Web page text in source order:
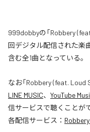
999dobbyの「Robbery
回デジタル配信された楽
含む全1曲となっている。
なお「Robbery (feat. Loud
LINE MUSIC、 YouTube
信サービスで聴くことが
各配信サービス：